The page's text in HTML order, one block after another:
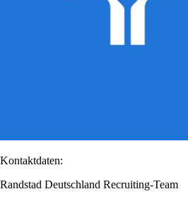
Kontaktdaten:
Randstad Deutschland Recruiting-Team